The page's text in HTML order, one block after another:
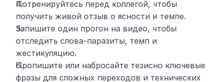
Потренируйтесь перед коллегой, чтобы
получить живой отзыв о ясности и темпе.
Запишите один прогон на видео, чтобы
отследить слова-паразиты, темп и
жестикуляцию.
Пропишите или набросайте тезисно ключевые
фразы для сложных переходов и технических